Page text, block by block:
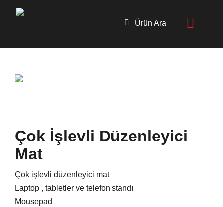
Ürün Ara
Çok İşlevli Düzenleyici
Mat
Çok işlevli düzenleyici mat
Laptop , tabletler ve telefon standı
Mousepad